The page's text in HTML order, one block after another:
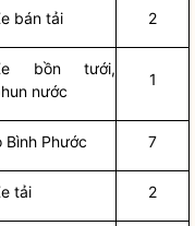
bán tải 2
bồn tưới,
nước
1
Bình Phước 7
tải 2